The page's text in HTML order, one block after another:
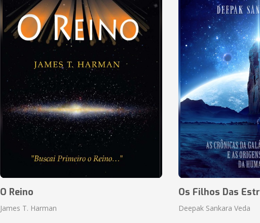
O Reino
James T. Harman
Os Filhos Das
Deepak Sankara Veda